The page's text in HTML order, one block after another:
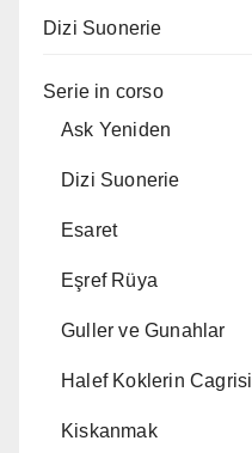
Dizi Suonerie
Serie in corso
Ask Yeniden
Dizi Suonerie
Esaret
Eşref Rüya
Guller ve Gunahlar
Halef Koklerin Cagrisi
Kiskanmak